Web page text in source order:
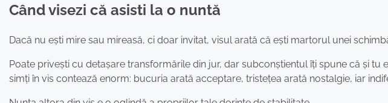
Când visezi că asisti la o nuntă
Dacă nu ești mire sau mireasă, ci doar invitat, visul arată că ești martorul unei
Poate privești cu detașare transformările din jur, dar subconștientul îți spune că și tu
simți în vis contează enorm: bucuria arată acceptare, tristețea arată nostalgie, iar